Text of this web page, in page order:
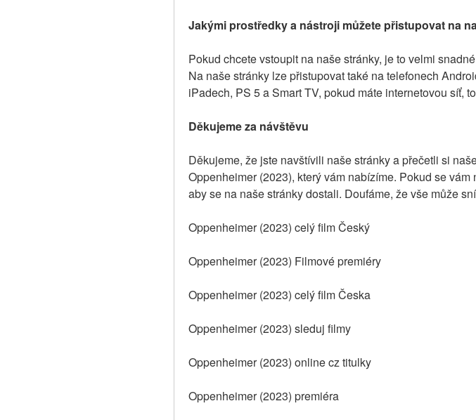
Jakými prostředky a nástroji můžete přistupovat na
Pokud chcete vstoupit na naše stránky, je to velmi
Na naše stránky lze přistupovat také na telefonech
iPadech, PS 5 a Smart TV, pokud máte internetovou síť,
Děkujeme za návštěvu
Děkujeme, že jste navštívili naše stránky a přečetli si
Oppenheimer (2023), který vám nabízíme. Pokud se
aby se na naše stránky dostali. Doufáme, že vše může
Oppenheimer (2023) celý film Český
Oppenheimer (2023) Filmové premiéry
Oppenheimer (2023) celý film Česka
Oppenheimer (2023) sleduj filmy
Oppenheimer (2023) online cz titulky
Oppenheimer (2023) premiéra